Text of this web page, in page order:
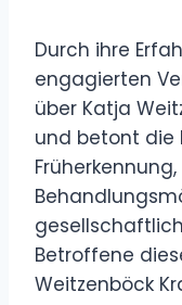
Durch ihre
engagierten
über Katja
und betont die
Betroffene
Weitzenböck